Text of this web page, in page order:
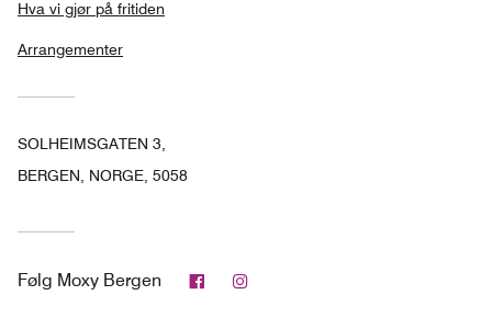
Hva vi gjør på fritiden
Arrangementer
SOLHEIMSGATEN 3,
BERGEN, NORGE, 5058
Følg Moxy Bergen Facebook